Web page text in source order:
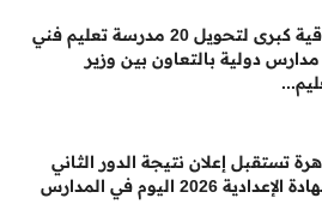
اتفاقية كبرى لتحويل 20 مدرسة تعليم فني
مدارس دولية بالتعاون بين وزير
تستقبل إعلان نتيجة الدور الثاني
2026 اليوم في المدارس